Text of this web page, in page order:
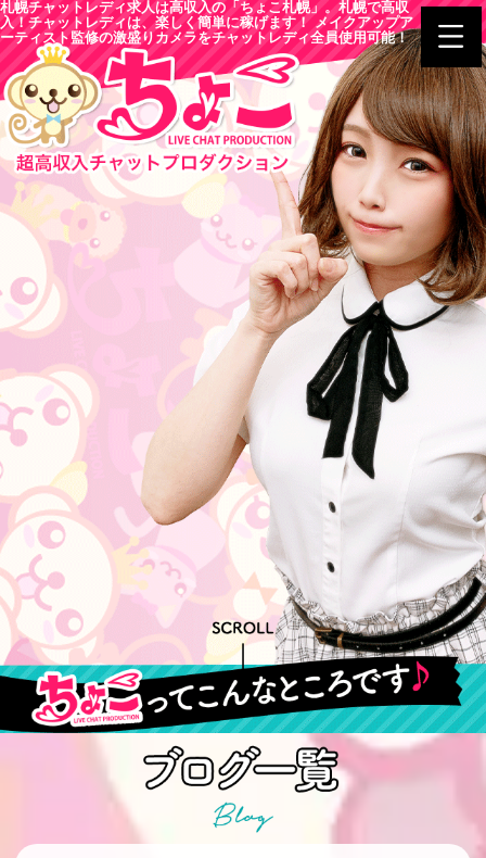
札幌チャットレディ求人は高収入の「ちょこ札幌」。札幌で高収
入！チャットレディは、楽しく簡単に稼げます！ メイクアップア
ーティスト監修の激盛りカメラをチャットレディ全員使用可能！